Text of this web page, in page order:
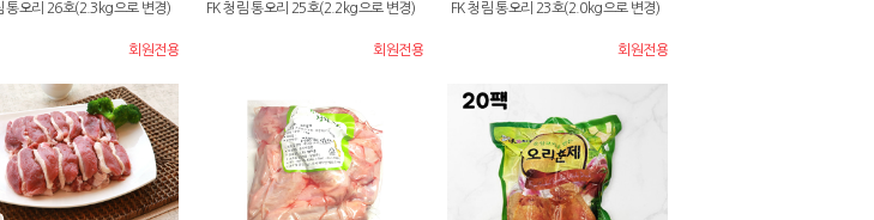
통오리 26호(2.3kg으로 변경)
회원전용
FK 청림 통오리 25호(2.2kg으로 변경)
회원전용
FK 청림 통오리 23호(2.0kg으로 변경)
회원전용